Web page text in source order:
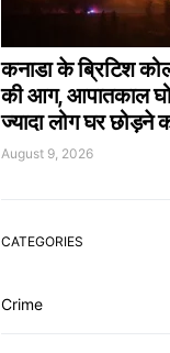
कनाडा के ब्रिटिश
की आग, आपातकाल
ज्यादा लोग घर छोड़ने
August 9, 2026
CATEGORIES
Crime